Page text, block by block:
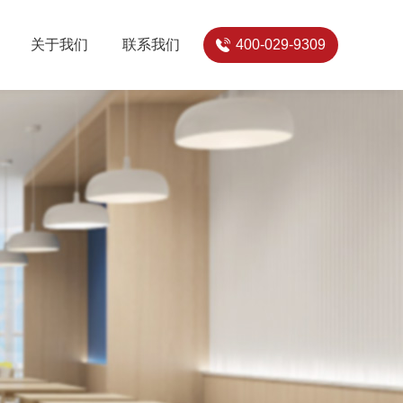
关于我们 联系我们 400-029-9309